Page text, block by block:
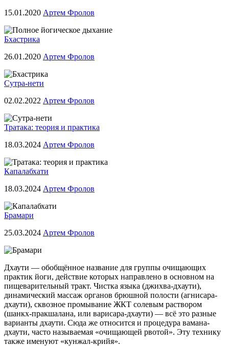
15.01.2020 Артем Фролов
Бхастрика
26.01.2020 Артем Фролов
Сутра-нети
02.02.2022 Артем Фролов
Тратака: теория и практика
18.03.2024 Артем Фролов
Капалабхати
18.03.2024 Артем Фролов
Брамари
25.03.2024 Артем Фролов
Дхаути — обобщённое название для группы очищающих
практик йоги, действие которых направлено в основном на
пищеварительный тракт. Чистка языка (джихва-дхаути),
динамический массаж органов брюшной полости (агнисара-
дхаути), сквозное промывание ЖКТ солевым раствором
(шанкх-пракшалана, или варисара-дхаути) — всё это разные
варианты дхаути. Сюда же относится и процедура вамана-
дхаути, часто называемая «очищающей рвотой». Эту технику
также именуют «кунжал-крийя».